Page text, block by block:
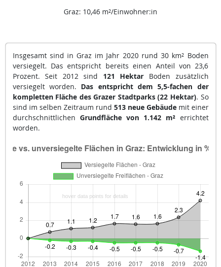
Graz: 10,46 m²/Einwohner:in
Insgesamt sind in Graz im Jahr 2020 rund 30 km² Boden
versiegelt. Das entspricht bereits einen Anteil von 23,6
Prozent. Seit 2012 sind 121 Hektar Boden zusätzlich
versiegelt worden. Das entspricht dem 5,5-fachen der
kompletten Fläche des Grazer Stadtparks (22 Hektar). So
sind im selben Zeitraum rund 513 neue Gebäudemit einer
durchschnittlichen Grundfläche von 1.142 m² errichtet
worden.